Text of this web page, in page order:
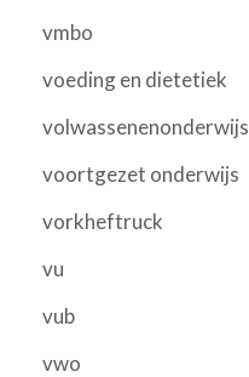
vmbo
voeding en dietetiek
volwassenenonderwijs
voortgezet onderwijs
vorkheftruck
vu
vub
vwo